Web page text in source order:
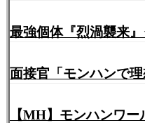
最強個体『烈渦襲来
面接官「モンハンで
【MH】モンハンワ